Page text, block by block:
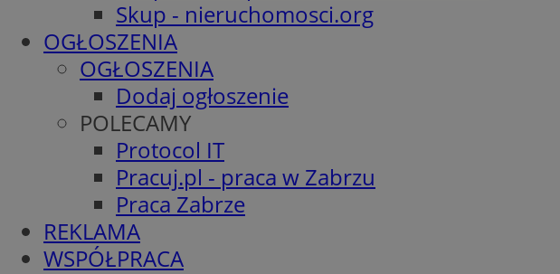
Skup - nieruchomosci.org
OGŁOSZENIA
OGŁOSZENIA
Dodaj ogłoszenie
POLECAMY
Protocol IT
Pracuj.pl - praca w Zabrzu
Praca Zabrze
REKLAMA
WSPÓŁPRACA